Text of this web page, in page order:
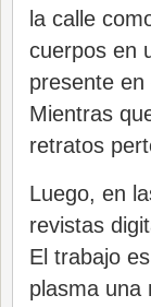
la calle
cuerpos en
presente
Mientras
retratos
Luego, en
revistas
El trabajo
plasma una